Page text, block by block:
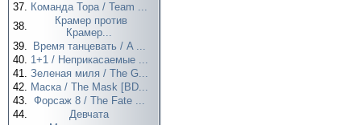
37. Команда Тора / Team ...
38.
Крамер против
Крамер...
39.
Время танцевать / A ...
40. 1+1 / Неприкасаемые ...
41. Зеленая миля / The G...
42. Маска / The Mask [BD...
43. Форсаж 8 / The Fate ...
44.
Девчата